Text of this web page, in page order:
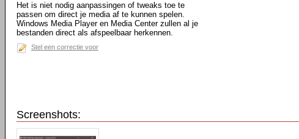
Het is niet nodig aanpassingen of tweaks toe te
passen om direct je media af te kunnen spelen.
Windows Media Player en Media Center zullen al je
bestanden direct als afspeelbaar herkennen.
Stel een correctie voor
Screenshots: